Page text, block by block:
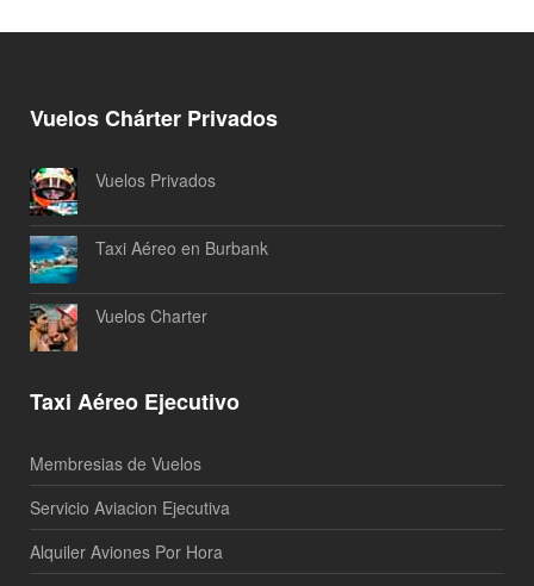
Vuelos Chárter Privados
Vuelos Privados
Taxi Aéreo en Burbank
Vuelos Charter
Taxi Aéreo Ejecutivo
Membresias de Vuelos
Servicio Aviacion Ejecutiva
Alquiler Aviones Por Hora